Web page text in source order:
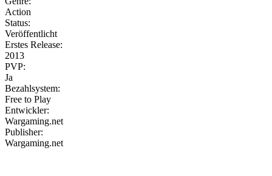
Action
Status:
Veröffentlicht
Erstes Release:
2013
PVP:
Ja
Bezahlsystem:
Free to Play
Entwickler:
Wargaming.net
Publisher:
Wargaming.net